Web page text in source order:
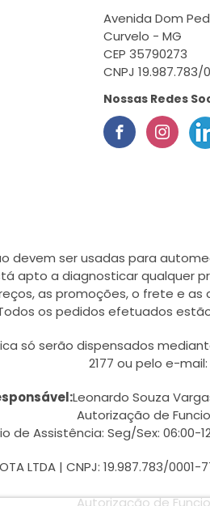
Avenida Dom
Curvelo - MG
CEP 35790273
CNPJ 19.987.783/
Nossas Redes
devem ser usadas para
apto a diagnosticar qualquer
as promoções, o frete e
os pedidos efetuados
só serão dispensados
2177 ou pelo e-
Leonardo Souza
Autorização de
de Assistência: Seg/Sex: 06:00-
LTDA | CNPJ: 19.987.783/
Autorização de